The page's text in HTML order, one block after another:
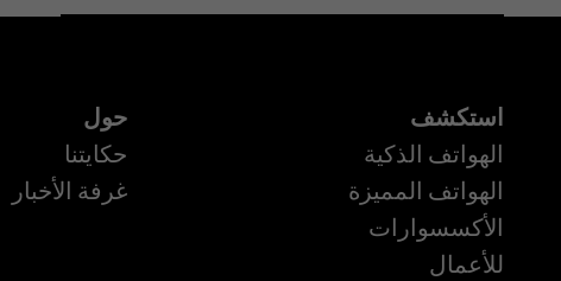
استكشف
الهواتف الذكية
الهواتف المميزة
الأكسسوارات
للأعمال
حول
حكايتنا
غرفة الأخبار